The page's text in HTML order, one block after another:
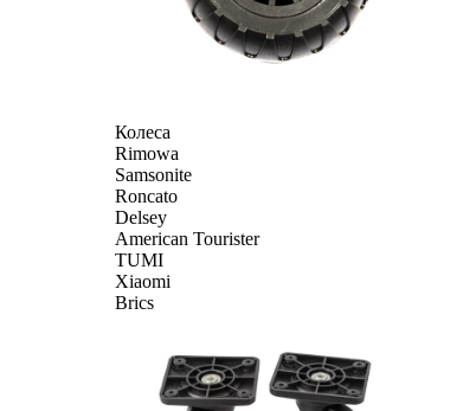
Колеса
Rimowa
Samsonite
Roncato
Delsey
American Tourister
TUMI
Xiaomi
Brics